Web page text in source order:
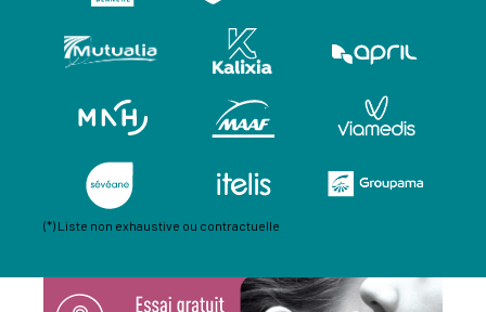
(*) Liste non exhaustive ou contractuelle